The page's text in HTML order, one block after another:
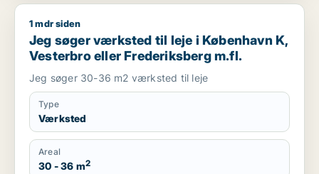
Jeg søger værksted til leje i København K, Vesterbro eller
1 mdr siden
Jeg søger værksted til leje i København K,
Vesterbro eller Frederiksberg m.fl.
Jeg søger 30-36 m2 værksted til leje
Type
Værksted
Areal
30 - 36 m2